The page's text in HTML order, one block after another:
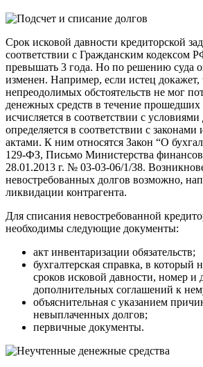
Срок исковой давности кредиторской
соответствии с Гражданским кодексом
превышать 3 года. Но по решению суда
изменен. Например, если истец докажет,
непреодолимых обстоятельств не мог
денежных средств в течение прошедших
исчисляется в соответствии с
определяется в соответствии с
актами. К ним относятся Закон “О
129-ФЗ, Письмо Министерства
28.01.2013 г. № 03-03-06/1/38.
невостребованных долгов возможно,
ликвидации контрагента.
Для списания невостребованной
необходимы следующие документы:
акт инвентаризации обязательств;
бухгалтерская справка, в который
сроков исковой давности, номер и
дополнительных соглашений к
объяснительная с указанием
невыплаченных долгов;
первичные документы.